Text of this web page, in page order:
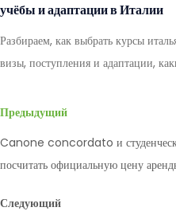
учёбы и адаптации в Италии
Разбираем, как выбрать курсы
визы, поступления и адаптации,
Предыдущий
Canone concordato и
посчитать официальную цену
Следующий